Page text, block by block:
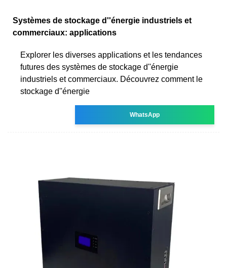
Systèmes de stockage d''énergie industriels et
commerciaux: applications
Explorer les diverses applications et les tendances
futures des systèmes de stockage d''énergie
industriels et commerciaux. Découvrez comment le
stockage d''énergie
WhatsApp